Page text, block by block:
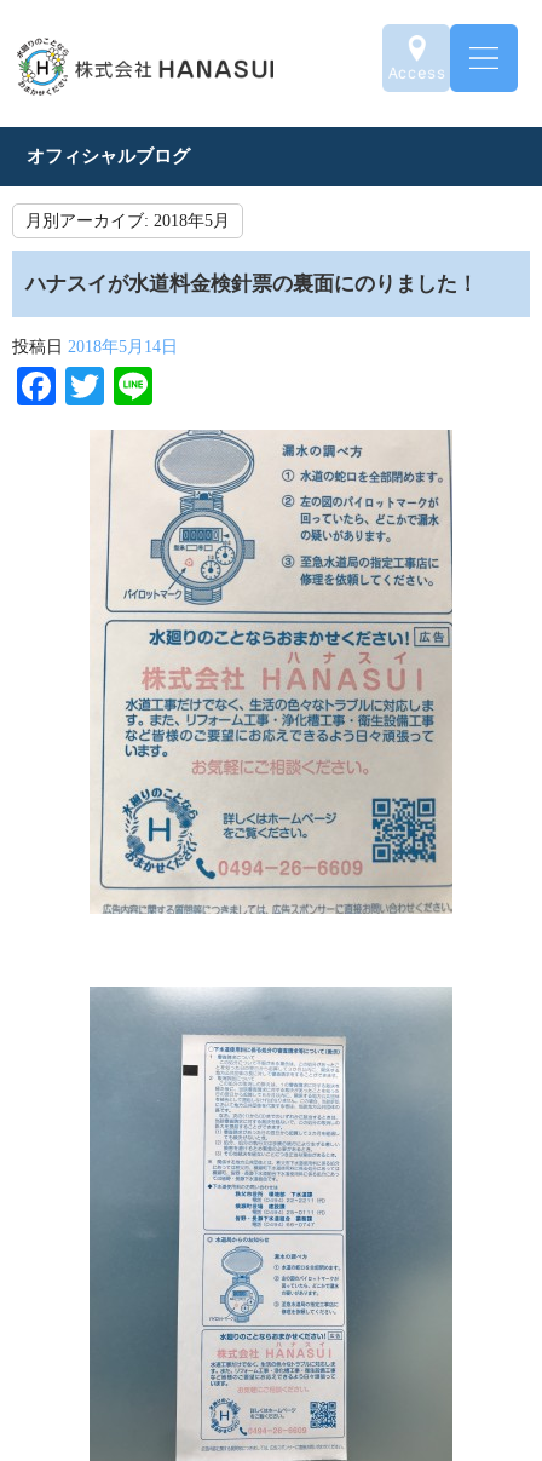
オフィシャルブログ
月別アーカイブ: 2018年5月
ハナスイが水道料金検針票の裏面にのりました！
投稿日 2018年5月14日
Facebook
Twitter